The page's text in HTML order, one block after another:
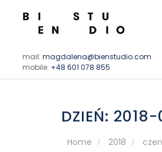
mail: magdalena@bienstudio.com
mobile: +48 601 078 855
DZIEŃ:
Home 2018